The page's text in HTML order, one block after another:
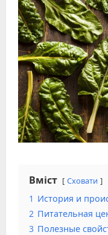
Вміст Сховати
1 История и
2 Питательная
3 Полезные